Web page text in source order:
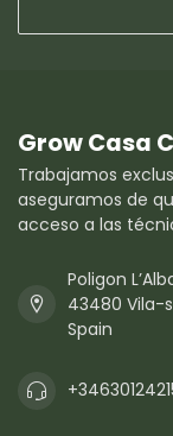
Grow Casa
Trabajamos
aseguramos de
acceso a las
Poligon
43480 Vila-
Spain